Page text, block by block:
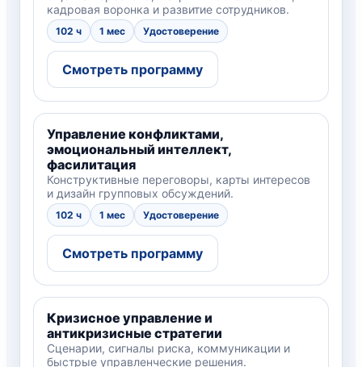
кадровая воронка и развитие сотрудников.
102 ч 1 мес Удостоверение
Смотреть программу
Управление конфликтами,
эмоциональный интеллект,
фасилитация
Конструктивные переговоры, карты интересов
и дизайн групповых обсуждений.
102 ч 1 мес Удостоверение
Смотреть программу
Кризисное управление и
антикризисные стратегии
Сценарии, сигналы риска, коммуникации и
быстрые управленческие решения.